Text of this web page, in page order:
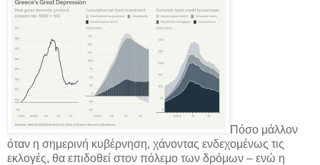
Πόσο μάλλον
όταν η σημερινή κυβέρνηση, χάνοντας ενδεχομένως τις
εκλογές, θα επιδοθεί στον πόλεμο των δρόμων – ενώ η